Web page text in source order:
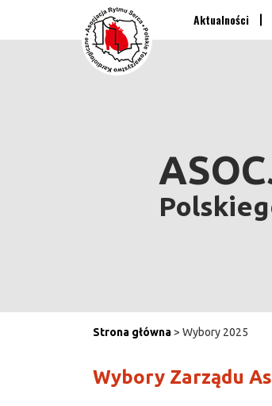
Aktualności
Strona główna> Wybory 2025
Wybory Zarządu